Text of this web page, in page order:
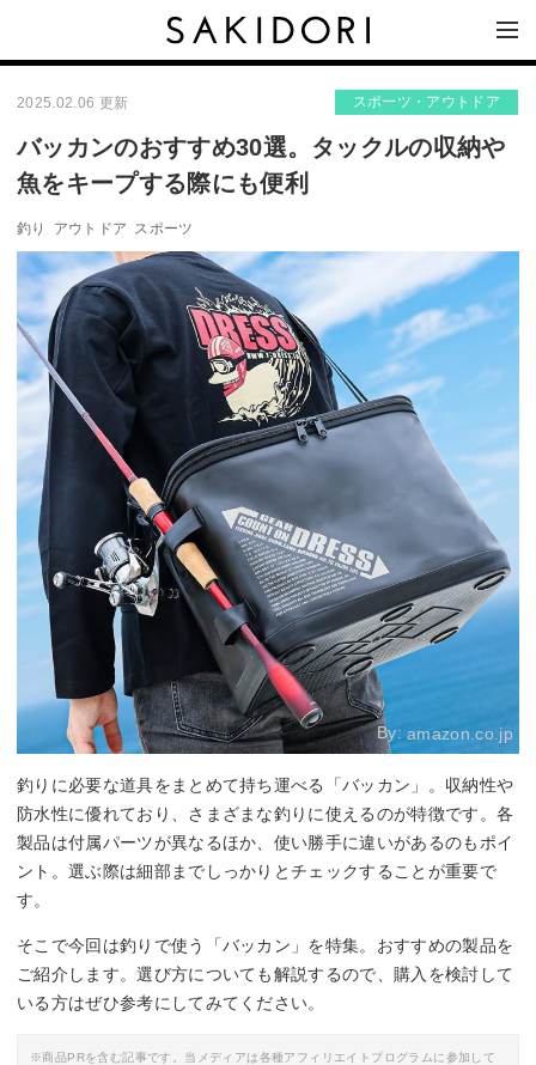
2025.02.06 更新 スポーツ・アウトドア
バッカンのおすすめ30選。タックルの収納や
魚をキープする際にも便利
釣り アウトドア スポーツ
By:amazon.co.jp
釣りに必要な道具をまとめて持ち運べる「バッカン」。収納性や
防水性に優れており、さまざまな釣りに使えるのが特徴です。各
製品は付属パーツが異なるほか、使い勝手に違いがあるのもポイ
ント。選ぶ際は細部までしっかりとチェックすることが重要で
す。
そこで今回は釣りで使う「バッカン」を特集。おすすめの製品を
ご紹介します。選び方についても解説するので、購入を検討して
いる方はぜひ参考にしてみてください。
※商品PRを含む記事です。当メディアは各種アフィリエイトプログラムに参加して